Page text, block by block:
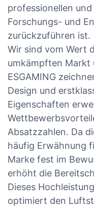
professionellen
Forschungs- und
zurückzuführen ist.
Wir sind vom Wert
umkämpften Markt
ESGAMING
Design und
Eigenschaften
Absatzzahlen. Da
häufig Erwähnung
Marke fest im
erhöht die
Dieses
optimiert den